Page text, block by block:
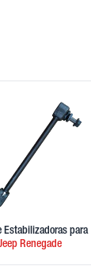
Estabilizadoras para
Renegade